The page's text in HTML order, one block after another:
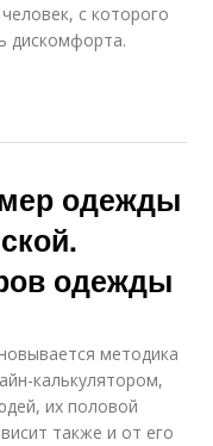
с которого
дискомфорта.
одежды
одежды
методика
калькулятором,
их половой
также и от его